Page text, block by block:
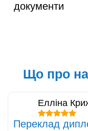
документи
Що про
Елліна
Переклад